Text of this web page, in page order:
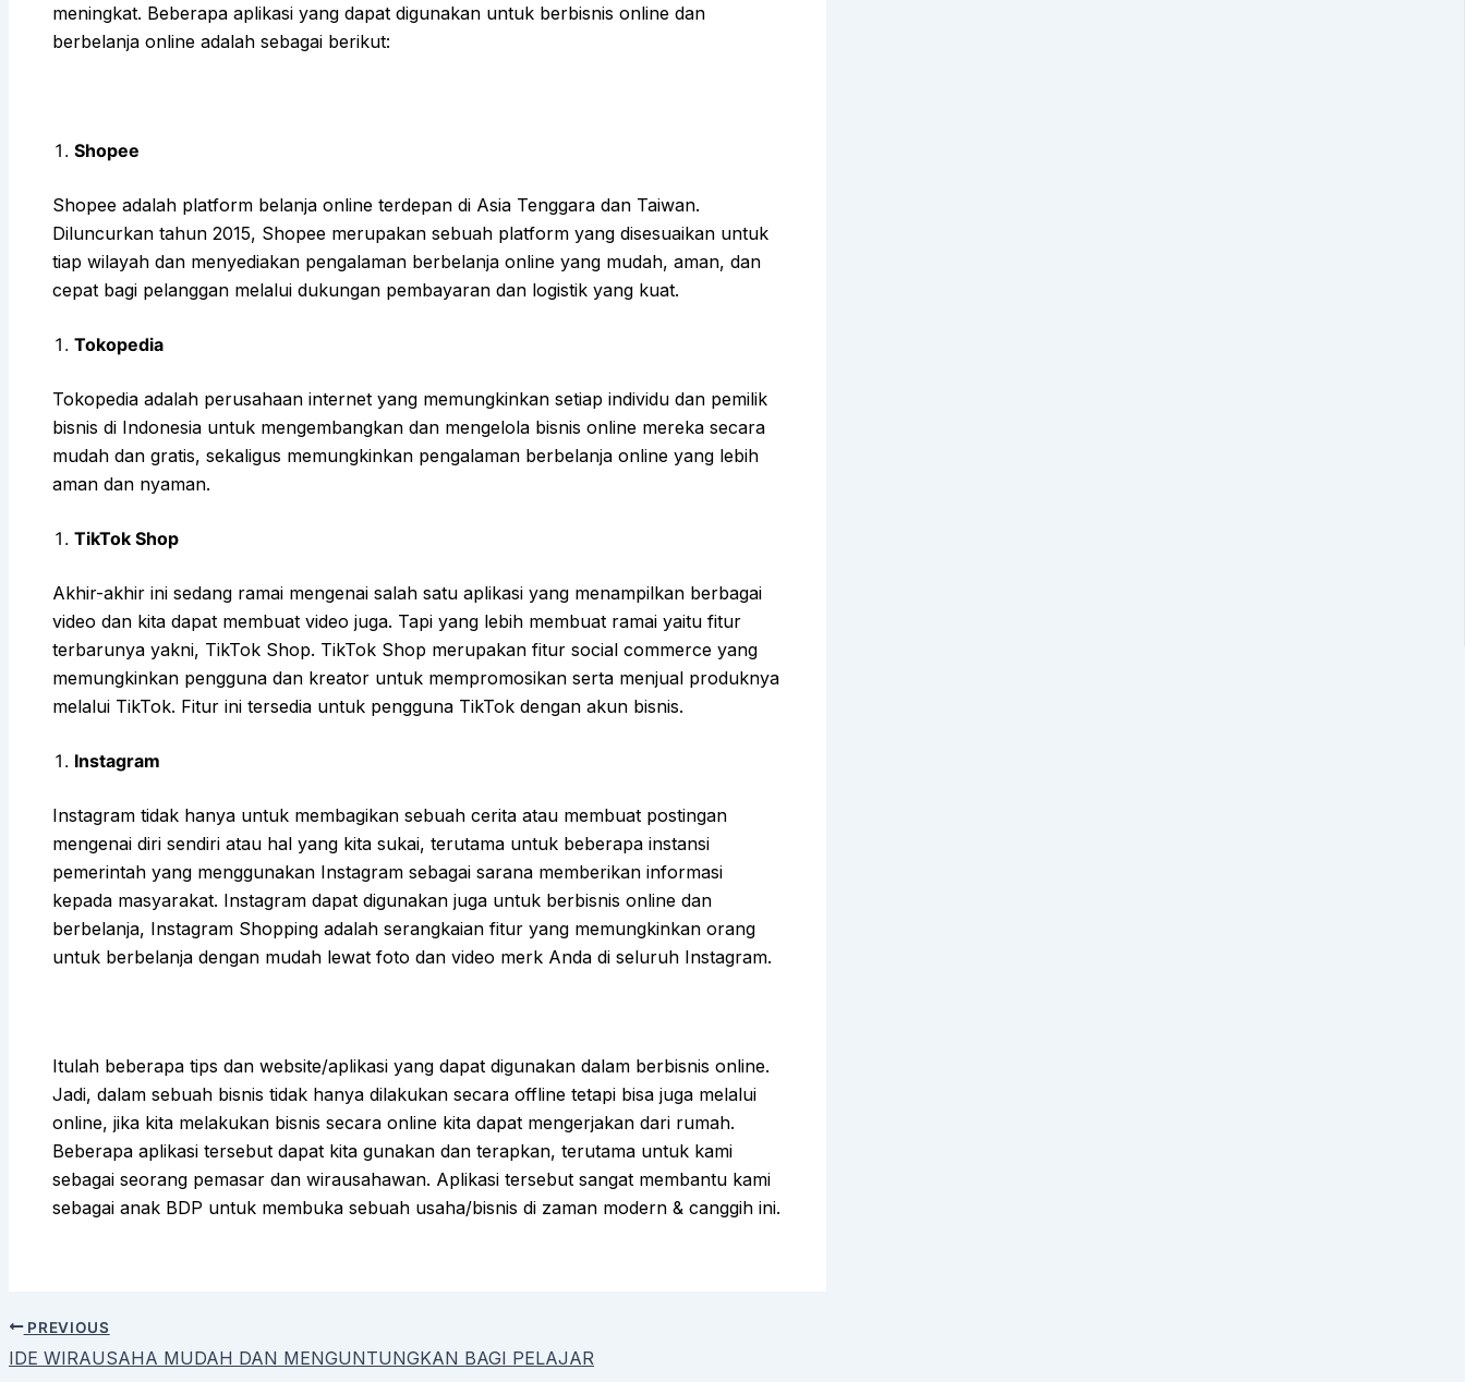
meningkat. Beberapa aplikasi yang dapat digunakan untuk berbisnis online dan
berbelanja online adalah sebagai berikut:
Shopee
Shopee adalah platform belanja online terdepan di Asia Tenggara dan Taiwan.
Diluncurkan tahun 2015, Shopee merupakan sebuah platform yang disesuaikan untuk
tiap wilayah dan menyediakan pengalaman berbelanja online yang mudah, aman, dan
cepat bagi pelanggan melalui dukungan pembayaran dan logistik yang kuat.
Tokopedia
Tokopedia adalah perusahaan internet yang memungkinkan setiap individu dan pemilik
bisnis di Indonesia untuk mengembangkan dan mengelola bisnis online mereka secara
mudah dan gratis, sekaligus memungkinkan pengalaman berbelanja online yang lebih
aman dan nyaman.
TikTok Shop
Akhir-akhir ini sedang ramai mengenai salah satu aplikasi yang menampilkan berbagai
video dan kita dapat membuat video juga. Tapi yang lebih membuat ramai yaitu fitur
terbarunya yakni, TikTok Shop. TikTok Shop merupakan fitur social commerce yang
memungkinkan pengguna dan kreator untuk mempromosikan serta menjual produknya
melalui TikTok. Fitur ini tersedia untuk pengguna TikTok dengan akun bisnis.
Instagram
Instagram tidak hanya untuk membagikan sebuah cerita atau membuat postingan
mengenai diri sendiri atau hal yang kita sukai, terutama untuk beberapa instansi
pemerintah yang menggunakan Instagram sebagai sarana memberikan informasi
kepada masyarakat. Instagram dapat digunakan juga untuk berbisnis online dan
berbelanja, Instagram Shopping adalah serangkaian fitur yang memungkinkan orang
untuk berbelanja dengan mudah lewat foto dan video merk Anda di seluruh Instagram.
Itulah beberapa tips dan website/aplikasi yang dapat digunakan dalam berbisnis online.
Jadi, dalam sebuah bisnis tidak hanya dilakukan secara offline tetapi bisa juga melalui
online, jika kita melakukan bisnis secara online kita dapat mengerjakan dari rumah.
Beberapa aplikasi tersebut dapat kita gunakan dan terapkan, terutama untuk kami
sebagai seorang pemasar dan wirausahawan. Aplikasi tersebut sangat membantu kami
sebagai anak BDP untuk membuka sebuah usaha/bisnis di zaman modern & canggih ini.
PREVIOUS
IDE WIRAUSAHA MUDAH DAN MENGUNTUNGKAN BAGI PELAJAR